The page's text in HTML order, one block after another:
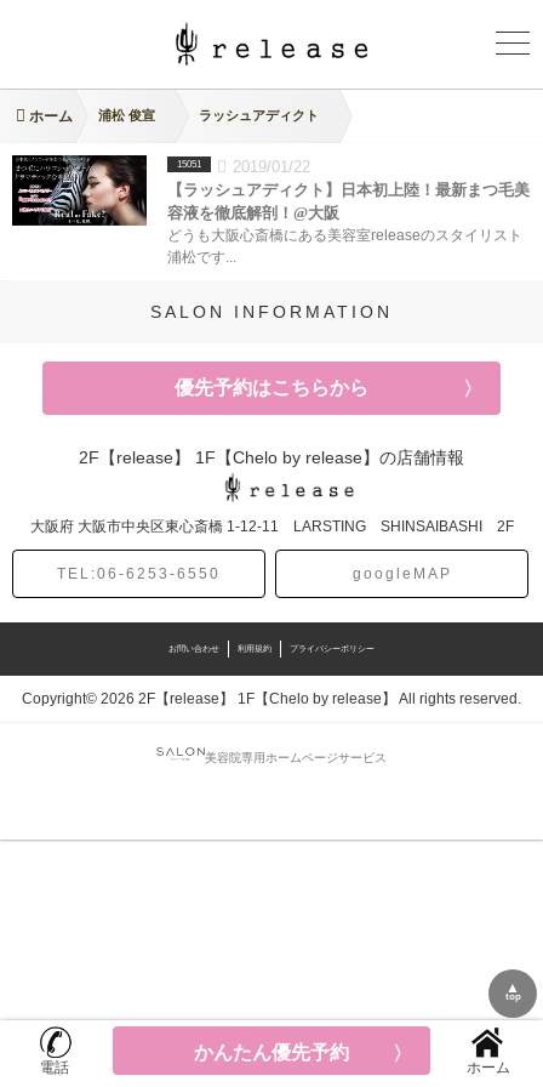
ホーム 浦松 俊宣 ラッシュアディクト
15051
2019/01/22
【ラッシュアディクト】日本初上陸！最新まつ毛美
容液を徹底解剖！@大阪
どうも大阪心斎橋にある美容室releaseのスタイリスト
浦松です...
SALON INFORMATION
優先予約はこちらから
2F【release】 1F【Chelo by release】の店舗情報
大阪府 大阪市中央区東心斎橋 1-12-11 LARSTING SHINSAIBASHI 2F
TEL:06-6253-6550 googleMAP
お問い合わせ 利用規約 プライバシーポリシー
Copyright© 2026 2F【release】 1F【Chelo by release】 All rights reserved.
美容院専用ホームページサービス
▲
top
電話
かんたん優先予約
ホーム